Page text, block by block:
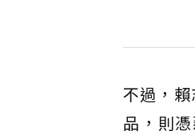
不過，
品，則